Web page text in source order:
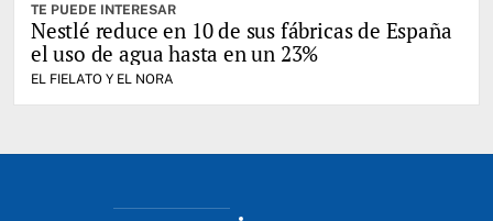
TE PUEDE INTERESAR
Nestlé reduce en 10 de sus fábricas de España
el uso de agua hasta en un 23%
EL FIELATO Y EL NORA